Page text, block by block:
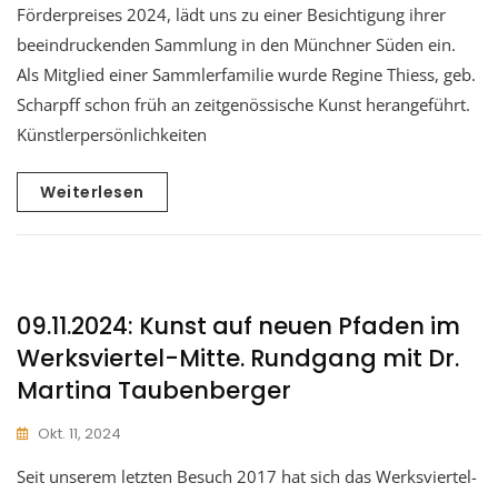
Förderpreises 2024, lädt uns zu einer Besichtigung ihrer
beeindruckenden Sammlung in den Münchner Süden ein.
Als Mitglied einer Sammlerfamilie wurde Regine Thiess, geb.
Scharpff schon früh an zeitgenössische Kunst herangeführt.
Künstlerpersönlichkeiten
Weiterlesen
09.11.2024: Kunst auf neuen Pfaden im
Werksviertel-Mitte. Rundgang mit Dr.
Martina Taubenberger
Okt. 11, 2024
Seit unserem letzten Besuch 2017 hat sich das Werksviertel-